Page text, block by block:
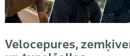
Velocepures,